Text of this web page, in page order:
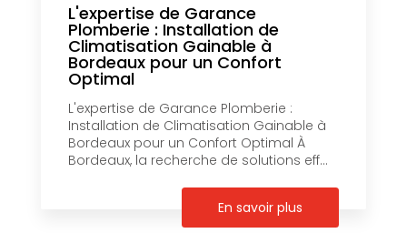
L'expertise de Garance
Plomberie : Installation de
Climatisation Gainable à
Bordeaux pour un Confort
Optimal
L'expertise de Garance Plomberie :
Installation de Climatisation Gainable à
Bordeaux pour un Confort Optimal À
Bordeaux, la recherche de solutions eff...
En savoir plus